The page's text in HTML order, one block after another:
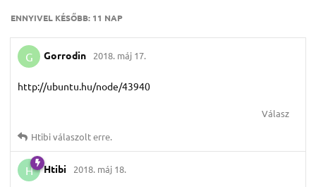
ENNYIVEL KÉSŐBB: 11 NAP
G Gorrodin 2018. máj 17.
http://ubuntu.hu/node/43940
Válasz
Htibiválaszolt erre.
H Htibi 2018. máj 18.